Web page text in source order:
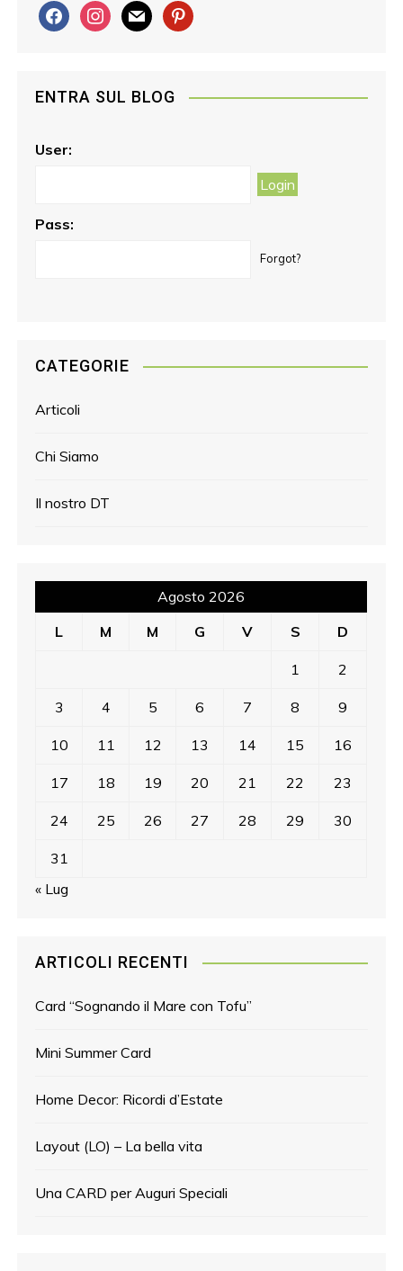
f
a
b
o
i
n
a
m
a
p
e
ENTRA SUL BLOG
User:
Pass:
Forgot?
CATEGORIE
Articoli
Chi Siamo
Il nostro DT
Agosto 2026
L
M M G V S D
1 2
3 4 5 6 7 8 9
10 11 12 13 14 15 16
17 18 19 20 21 22 23
24 25 26 27 28 29 30
31
« Lug
ARTICOLI RECENTI
Card “Sognando il Mare con Tofu”
Mini Summer Card
Home Decor: Ricordi d’Estate
Layout (LO) – La bella vita
Una CARD per Auguri Speciali